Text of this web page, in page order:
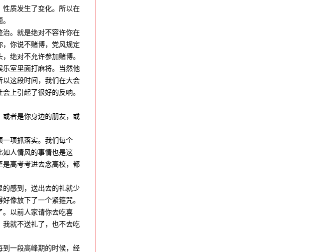
性质发生了变化。所以在
。就是绝对不容许你在
你说不赌博，党风规定
绝对不允许参加赌博。
乐室里面打麻将。当然他
以这段时间，我们在大会
上引起了很好的反响。
者是你身边的朋友，或
项抓落实。我们每个
如人情风的事情也是这
是高考考进去念高校，都
感到，送出去的礼就少
像放下了一个紧箍咒。
。以前人家请你去吃喜
我就不送礼了，也不去吃
一段高峰期的时候，经